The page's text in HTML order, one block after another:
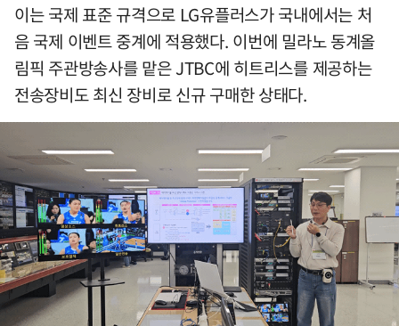
이는 국제 표준 규격으로 LG유플러스가 국내에서는 처
음 국제 이벤트 중계에 적용했다. 이번에 밀라노 동계올
림픽 주관방송사를 맡은 JTBC에 히트리스를 제공하는
전송장비도 최신 장비로 신규 구매한 상태다.